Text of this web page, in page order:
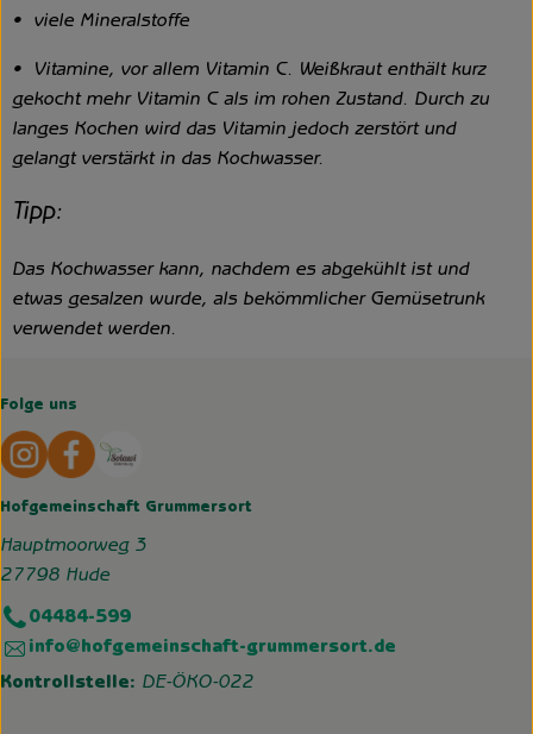
• viele Mineralstoffe
• Vitamine, vor allem Vitamin C. Weißkraut enthält kurz
gekocht mehr Vitamin C als im rohen Zustand. Durch zu
langes Kochen wird das Vitamin jedoch zerstört und
gelangt verstärkt in das Kochwasser.
Tipp:
Das Kochwasser kann, nachdem es abgekühlt ist und
etwas gesalzen wurde, als bekömmlicher Gemüsetrunk
verwendet werden.
Folge uns
Externer Link zu https://www.instagram.com/
Hofgemeinschaft Grummersort
Hauptmoorweg 3
27798 Hude
04484-599
info@hofgemeinschaft-grummersort.de
Kontrollstelle: DE-ÖKO-022